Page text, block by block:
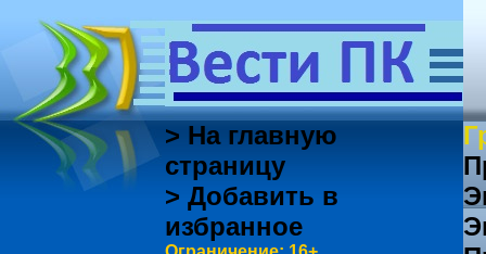
> На главную
страницу
> Добавить в
избранное